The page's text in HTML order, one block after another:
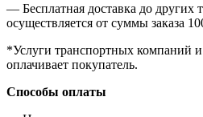
— Бесплатная доставка до других
осуществляется от суммы заказа
*Услуги транспортных компаний
оплачивает покупатель.
Способы оплаты